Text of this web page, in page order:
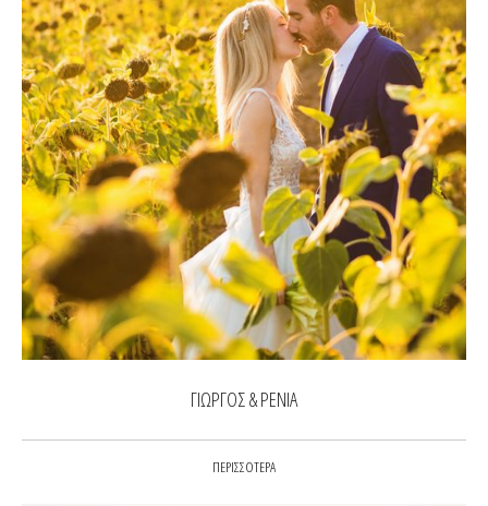
ΓΙΩΡΓΟΣ & ΡΕΝΙΑ
ΠΕΡΙΣΣΟΤΕΡΑ